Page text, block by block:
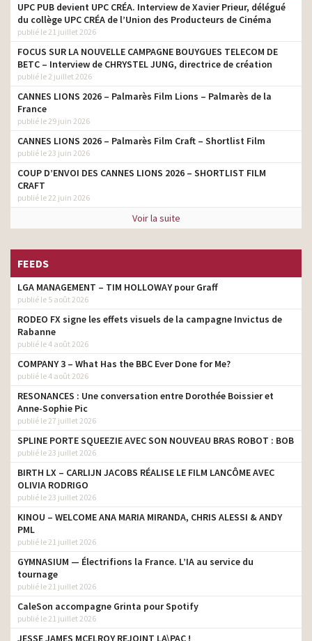
UPC PUB devient UPC CRÉA. Interview de Xavier Prieur, délégué
du collège UPC CRÉA de l’Union des Producteurs de Cinéma
publié le 21 juillet 2026
FOCUS SUR LA NOUVELLE CAMPAGNE BOUYGUES TELECOM DE
BETC – Interview de CHRYSTEL JUNG, directrice de création
publié le 2 juillet 2026
CANNES LIONS 2026 – Palmarès Film Lions – Palmarès de la
France
publié le 29 juin 2026
CANNES LIONS 2026 – Palmarès Film Craft – Shortlist Film
publié le 23 juin 2026
COUP D’ENVOI DES CANNES LIONS 2026 – SHORTLIST FILM
CRAFT
publié le 22 juin 2026
Voir la suite
FEEDS
LGA MANAGEMENT – TIM HOLLOWAY pour Graff
publié le 5 août 2026
RODEO FX signe les effets visuels de la campagne Invictus de
Rabanne
publié le 4 août 2026
COMPANY 3 – What Has the BBC Ever Done for Me?
publié le 4 août 2026
RESONANCES : Une conversation entre Dorothée Boissier et
Anne-Sophie Pic
publié le 27 juillet 2026
SPLINE PORTE SQUEEZIE AVEC SON NOUVEAU BRAS ROBOT : BOB
publié le 23 juillet 2026
BIRTH LX – CARLIJN JACOBS RÉALISE LE FILM LANCÔME AVEC
OLIVIA RODRIGO
publié le 23 juillet 2026
KINOU – WELCOME ANA MARIA MIRANDA, CHRIS ALESSI & ANDY
PML
publié le 21 juillet 2026
GYMNASIUM — Électrifions la France. L’IA au service du
tournage
publié le 21 juillet 2026
CaleSon accompagne Grinta pour Spotify
publié le 21 juillet 2026
JESSE JAMES MCELROY REJOINT LA\PAC !